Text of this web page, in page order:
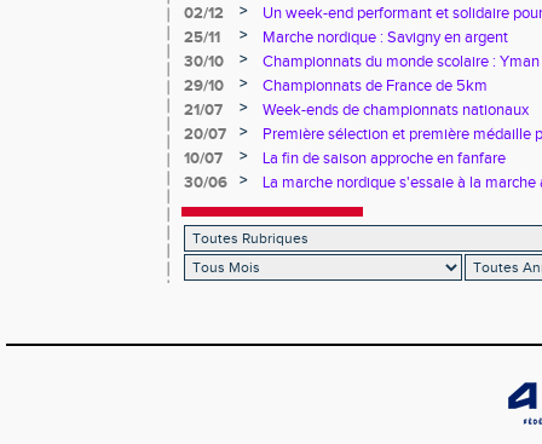
02/12
>
Un week-end performant et solidaire
25/11
>
Marche nordique : Savigny en argent
30/10
>
Championnats du monde scolaire :
bronze
29/10 >
Championnats de France de 5km
21/07
>
Week-ends de championnats nationaux
20/07
>
Première sélection et première médaille
10/07
>
La fin de saison approche en fanfare
30/06
> La marche nordique s'essaie à la